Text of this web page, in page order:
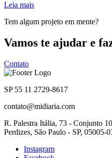
Leia mais
Tem algum projeto em mente?
Vamos te ajudar e
Contato
SP 55 11 2729-8617
contato@midiaria.com
R. Palestra Itália, 73 - Conjunto
Perdizes, São Paulo - SP, 05005-
Instagram